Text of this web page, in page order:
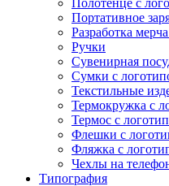
Полотенце с
Портативное
Разработка
Ручки
Сувенирная
Сумки с
Текстильные
Термокружка с
Термос с
Флешки с
Фляжка с
Чехлы на
Типография